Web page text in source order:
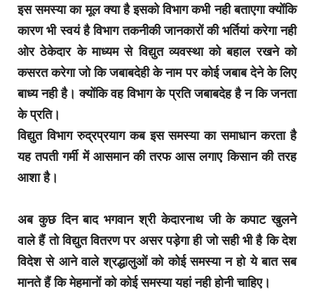
इस समस्या का मूल क्या है इसको विभाग कभी नही बताएगा क्योंकि
कारण भी स्वयं है विभाग तकनीकी जानकारों की भर्तियां करेगा नही
ओर ठेकेदार के माध्यम से विद्युत व्यवस्था को बहाल रखने को
कसरत करेगा जो कि जबाबदेही के नाम पर कोई जबाब देने के लिए
बाध्य नही है। क्योंकि वह विभाग के प्रति जबाबदेह है न कि जनता
के प्रति।
विद्युत विभाग रुद्रप्रयाग कब इस समस्या का समाधान करता है
यह तपती गर्मी में आसमान की तरफ आस लगाए किसान की तरह
आशा है।
अब कुछ दिन बाद भगवान श्री केदारनाथ जी के कपाट खुलने
वाले हैं तो विद्युत वितरण पर असर पड़ेगा ही जो सही भी है कि देश
विदेश से आने वाले श्रद्धालुओं को कोई समस्या न हो ये बात सब
मानते हैं कि मेहमानों को कोई समस्या यहां नही होनी चाहिए।